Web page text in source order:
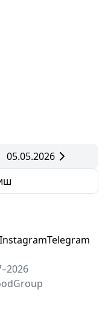
05.05.2026
InstagramTelegram